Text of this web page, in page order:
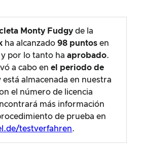
Monty Fudgy de la
ha alcanzado 98 puntos en
por lo tanto haaprobado.
a cabo enel periodo de
está almacenada en nuestra
el número de licencia
más información
de prueba en
testverfahren.